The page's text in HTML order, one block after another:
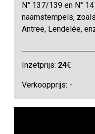
N° 137/139 en N°
naamstempels,
Antree, Lendelée,
Inzetprijs: 24€
Verkoopprijs: -